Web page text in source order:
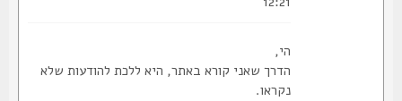
הדרך שאני קורא באתר, היא ללכת להודעות שלא
נקראו.